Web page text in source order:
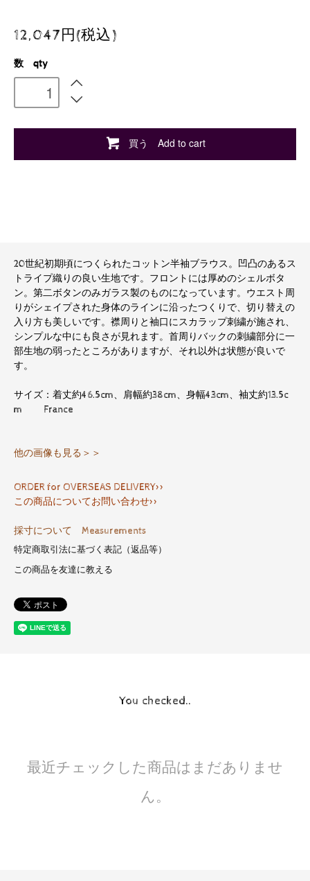
12,047円(税込)
数 qty
買う Add to cart
20世紀初期頃につくられたコットン半袖ブラウス。凹凸のあるス
トライプ織りの良い生地です。フロントには厚めのシェルボタ
ン。第二ボタンのみガラス製のものになっています。ウエスト周
りがシェイプされた身体のラインに沿ったつくりで、切り替えの
入り方も美しいです。襟周りと袖口にスカラップ刺繍が施され、
シンプルな中にも良さが見れます。首周りバックの刺繍部分に一
部生地の弱ったところがありますが、それ以外は状態が良いで
す。
サイズ：着丈約46.5cm、肩幅約38cm、身幅43cm、袖丈約13.5c
m France
他の画像も見る＞＞
ORDER for OVERSEAS DELIVERY>>
この商品についてお問い合わせ>>
採寸について Measurements
特定商取引法に基づく表記（返品等）
この商品を友達に教える
You checked..
最近チェックした商品はまだありませ
ん。